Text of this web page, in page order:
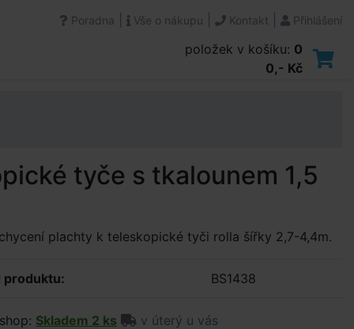
Poradna Vše o nákupu Kontakt Přihlášení
položek v košíku: 0
0,- Kč
tyče s tkalounem 1,5
plachty k teleskopické tyči rolla šířky 2,7-4,4m.
produktu: BS1438
Skladem 2 ks
v úterý u vás